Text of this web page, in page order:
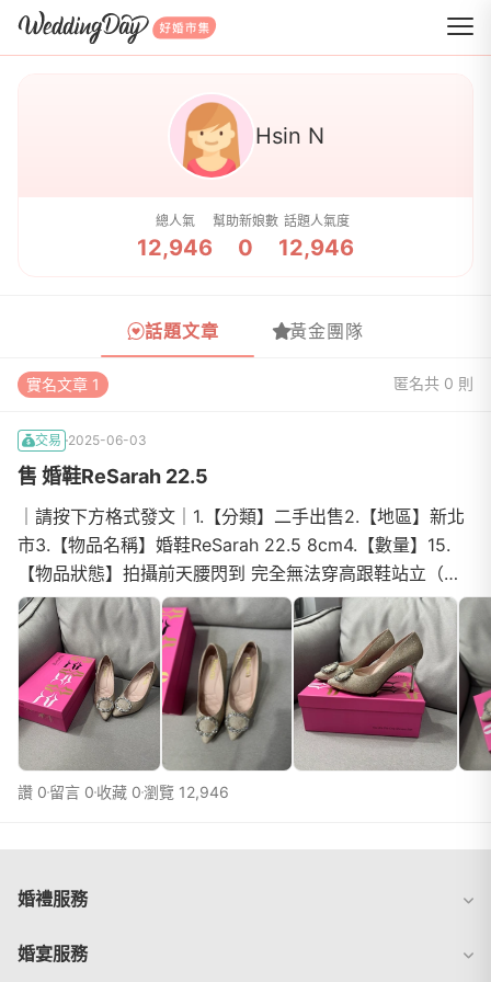
WeddingDay 好婚市集
Hsin N
總人氣
12,946
幫助新娘數
0
話題人氣度
12,946
話題文章 黃金團隊
實名文章 1 匿名共 0 則
交易 2025-06-03
售 婚鞋ReSarah 22.5
｜請按下方格式發文｜1.【分類】二手出售2.【地區】新北
市3.【物品名稱】婚鞋ReSarah 22.5 8cm4.【數量】15.
【物品狀態】拍攝前天腰閃到 完全無法穿高跟鞋站立（腰
痛） 拍攝當天棚拍只能坐著套著婚鞋 等於全新 6.【...
讚 0 留言 0 收藏 0瀏覽 12,946
婚禮服務
婚宴服務